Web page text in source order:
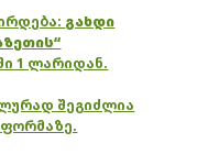
გახდი
1 ლარიდან.
შეგიძლია